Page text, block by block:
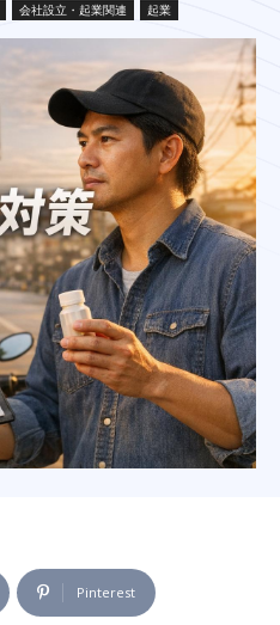
会社設立・起業関連 起業
Pinterest